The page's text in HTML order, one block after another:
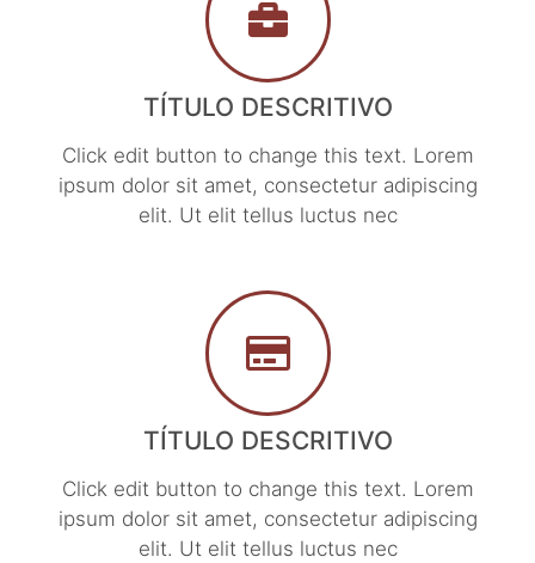
TÍTULO DESCRITIVO
Click edit button to change this text. Lorem
ipsum dolor sit amet, consectetur adipiscing
elit. Ut elit tellus luctus nec
TÍTULO DESCRITIVO
Click edit button to change this text. Lorem
ipsum dolor sit amet, consectetur adipiscing
elit. Ut elit tellus luctus nec